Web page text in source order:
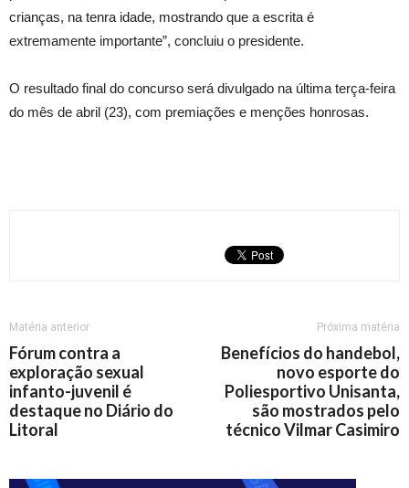
crianças, na tenra idade, mostrando que a escrita é
extremamente importante”, concluiu o presidente.
O resultado final do concurso será divulgado na última terça-feira
do mês de abril (23), com premiações e menções honrosas.
Matéria anterior
Fórum contra a
exploração sexual
infanto-juvenil é
destaque no Diário do
Litoral
Próxima matéria
Benefícios do handebol,
novo esporte do
Poliesportivo Unisanta,
são mostrados pelo
técnico Vilmar Casimiro